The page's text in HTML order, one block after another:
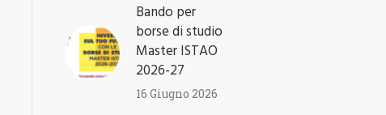
Bando per
borse di studio
Master ISTAO
2026-27
16 Giugno 2026